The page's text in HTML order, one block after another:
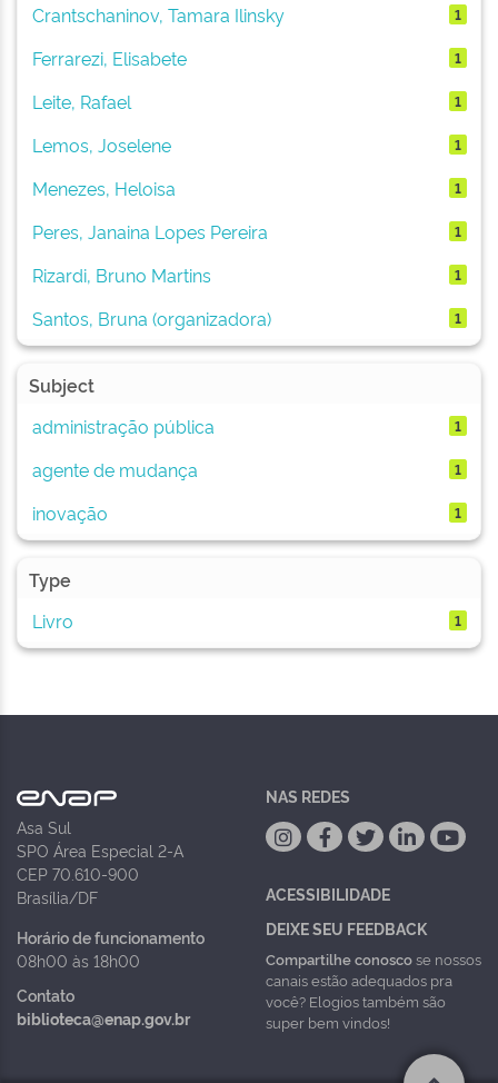
Crantschaninov, Tamara Ilinsky 1
Ferrarezi, Elisabete 1
Leite, Rafael 1
Lemos, Joselene 1
Menezes, Heloisa 1
Peres, Janaina Lopes Pereira 1
Rizardi, Bruno Martins 1
Santos, Bruna (organizadora) 1
Subject
administração pública
1
agente de mudança 1
inovação 1
Type
Livro
1
Asa Sul
SPO Área Especial 2-A
CEP 70.610-900
Brasília/DF
Horário de funcionamento
08h00 às 18h00
Contato
biblioteca@enap.gov.br
NAS REDES
ACESSIBILIDADE
DEIXE SEU FEEDBACK
Compartilhe conoscose nossos
canais estão adequados pra
você? Elogios também são
super bem vindos!